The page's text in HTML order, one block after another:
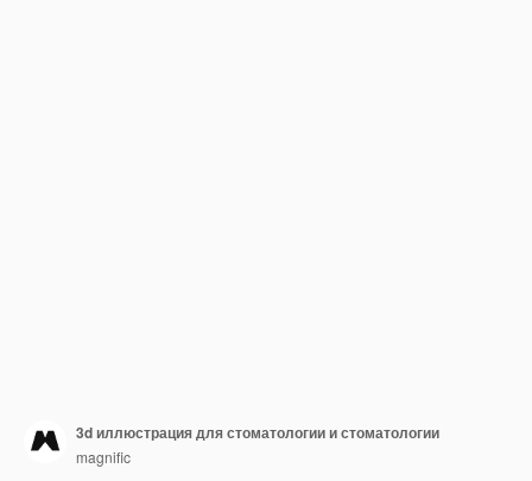
3d иллюстрация для стоматологии и стоматологии
magnific